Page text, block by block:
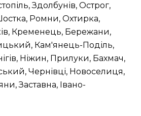
Здолбунів, Острог,
Ромни, Охтирка,
Кременець, Бережани,
Кам'янець-Поділь,
Ніжин, Прилуки, Бахмач,
Чернівці, Новоселиця,
Заставна, Івано-